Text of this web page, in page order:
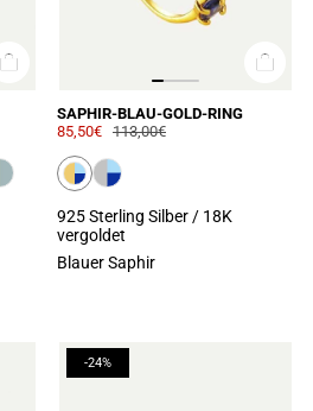
SAPHIR-BLAU-GOLD-RING
85,50€ 113,00€
925 Sterling Silber / 18K
vergoldet
Blauer Saphir
-24%